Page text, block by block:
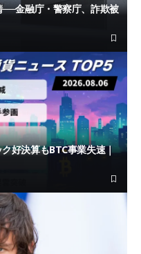
金融庁・警察庁、詐欺被
好決算もBTC事業失速｜